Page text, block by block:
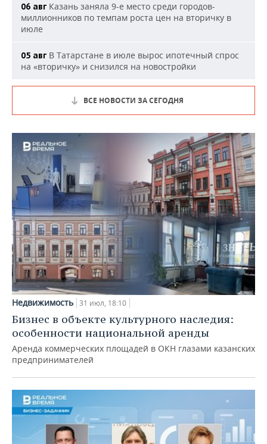
06 авг Казань заняла 9-е место среди городов-
миллионников по темпам роста цен на вторичку в
июле
05 авг В Татарстане в июле вырос ипотечный спрос
на «вторичку» и снизился на новостройки
ВСЕ НОВОСТИ ЗА СЕГОДНЯ
Недвижимость 31 июл, 18:10
Бизнес в объекте культурного наследия:
особенности национальной аренды
Аренда коммерческих площадей в ОКН глазами казанских
предпринимателей